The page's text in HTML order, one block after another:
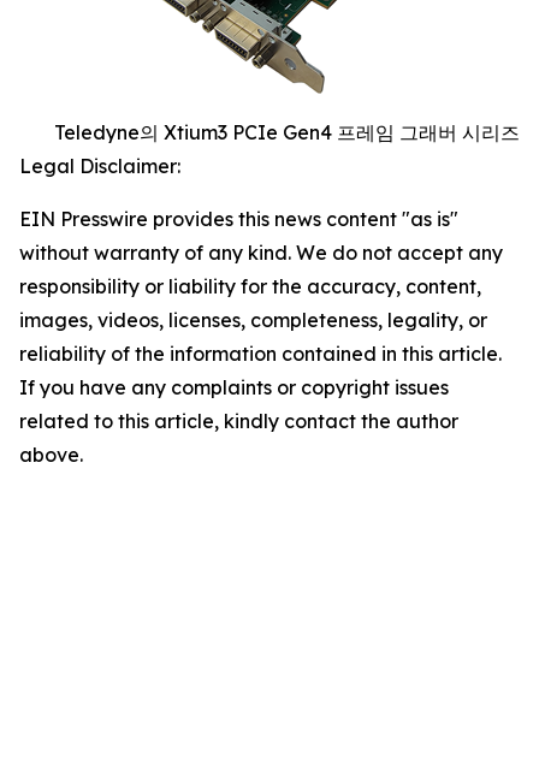
Teledyne의 Xtium3 PCIe Gen4 프레임 그래버 시리즈
Legal Disclaimer:
EIN Presswire provides this news content "as is"
without warranty of any kind. We do not accept any
responsibility or liability for the accuracy, content,
images, videos, licenses, completeness, legality, or
reliability of the information contained in this article.
If you have any complaints or copyright issues
related to this article, kindly contact the author
above.